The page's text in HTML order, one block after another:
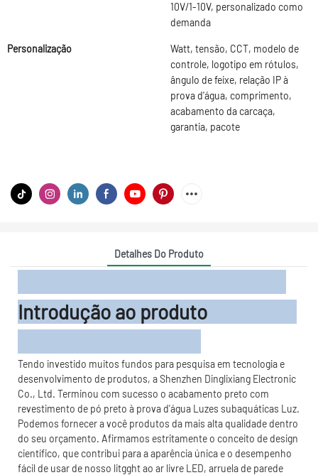
10V/1-10V, personalizado como
demanda
Personalização
Watt, tensão, CCT, modelo de
controle, logotipo em rótulos,
ângulo de feixe, relação IP à
prova d'água, comprimento,
acabamento da carcaça,
garantia, pacote
Detalhes Do Produto
Introdução ao produto
Tendo investido muitos fundos para pesquisa em tecnologia e
desenvolvimento de produtos, a Shenzhen Dinglixiang Electronic
Co., Ltd. Terminou com sucesso o acabamento preto com
revestimento de pó preto à prova d'água Luzes subaquáticas Luz.
Podemos fornecer a você produtos da mais alta qualidade dentro
do seu orçamento. Afirmamos estritamente o conceito de design
científico, que contribui para a aparência única e o desempenho
fácil de usar de nosso litgght ao ar livre LED, arruela de parede